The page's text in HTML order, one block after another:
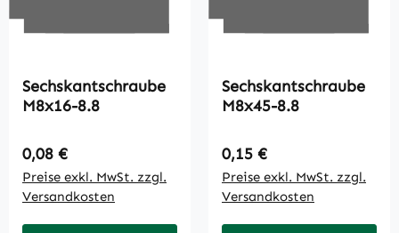
Sechskantschraube
M8x16-8.8
Regulärer Preis:
0,08 €
Preise exkl. MwSt. zzgl.
Versandkosten
Sechskantschraube
M8x45-8.8
Regulärer Preis:
0,15 €
Preise exkl. MwSt. zzgl.
Versandkosten